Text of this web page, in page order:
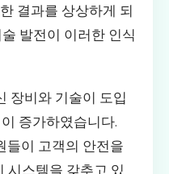
결과를 상상하게 되
발전이 이러한 인식
장비와 기술이 도입
증가하였습니다.
들이 고객의 안전을
시스템을 갖추고 있